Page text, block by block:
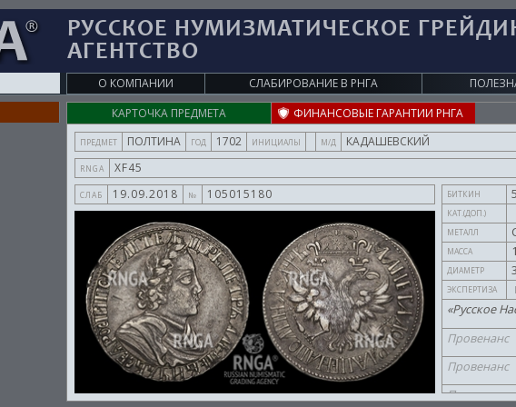
РУССКОЕ НУМИЗМАТИЧЕСКОЕ
АГЕНТСТВО
О КОМПАНИИ СЛАБИРОВАНИЕ В РНГА
КАРТОЧКА ПРЕДМЕТА ФИНАНСОВЫЕ ГАРАНТИИ РНГА
ПРЕДМЕТ ПОЛТИНА ГОД 1702 ИНИЦИАЛЫ М/Д КАДАШЕВСКИЙ
RNGA XF45
СЛАБ 19.09.2018 № 105015180 БИТКИН
КАТ.(ДОП.)
МЕТАЛЛ
МАССА
ДИАМЕТР
ЭКСПЕРТИЗА
«Русское
Провенанс
Провенанс
Провенанс